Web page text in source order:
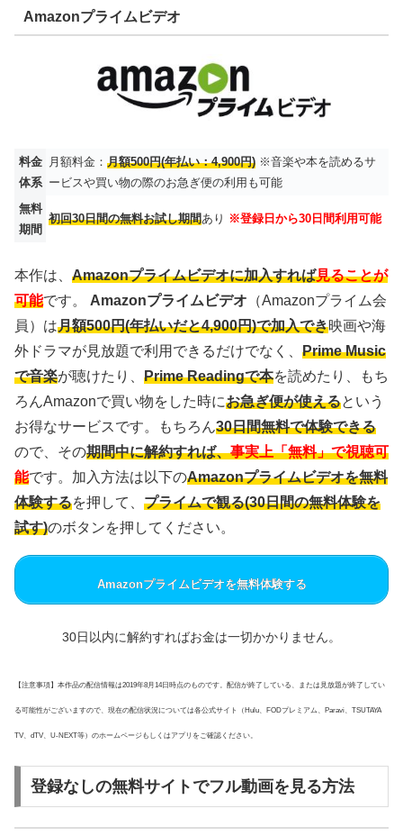
Amazonプライムビデオ
料金
体系
月額料金： 月額500円(年払い：4,900円) ※音楽や本を読めるサ
ービスや買い物の際のお急ぎ便の利用も可能
無料
期間
初回30日間の無料お試し期間あり ※登録日から30日間利用可能
本作は、 Amazonプライムビデオに加入すれば見ることが
可能です。 Amazonプライムビデオ （Amazonプライム会
員）は月額500円(年払いだと4,900円)で加入でき映画や海
外ドラマが見放題で利用できるだけでなく、 Prime Music
で音楽が聴けたり、 Prime Readingで本を読めたり、もち
ろんAmazonで買い物をした時にお急ぎ便が使えるという
お得なサービスです。もちろん30日間無料で体験できる
ので、その期間中に解約すれば、事実上「無料」で視聴可
能です。加入方法は以下のAmazonプライムビデオを無料
体験するを押して、 プライムで観る(30日間の無料体験を
試す)のボタンを押してください。
Amazonプライムビデオを無料体験する
30日以内に解約すればお金は一切かかりません。
【注意事項】本作品の配信情報は2019年8月14日時点のものです。配信が終了している、または見放題が終了してい
る可能性がございますので、現在の配信状況については各公式サイト（Hulu、FODプレミアム、Paravi、TSUTAYA
TV、dTV、U-NEXT等）のホームページもしくはアプリをご確認ください。
登録なしの無料サイトでフル動画を見る方法